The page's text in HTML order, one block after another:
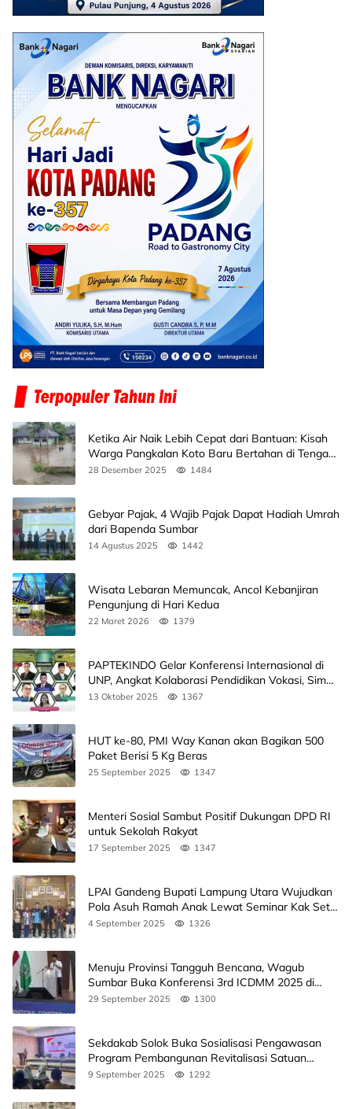
Ketika Air Naik Lebih Cepat dari Bantuan: Kisah
Warga Pangkalan Koto Baru Bertahan di Tengah
Banjir
28 Desember 2025 1484
Gebyar Pajak, 4 Wajib Pajak Dapat Hadiah Umrah
dari Bapenda Sumbar
14 Agustus 2025 1442
Wisata Lebaran Memuncak, Ancol Kebanjiran
Pengunjung di Hari Kedua
22 Maret 2026 1379
PAPTEKINDO Gelar Konferensi Internasional di
UNP, Angkat Kolaborasi Pendidikan Vokasi, Simak
Agendanya
13 Oktober 2025 1367
HUT ke-80, PMI Way Kanan akan Bagikan 500
Paket Berisi 5 Kg Beras
25 September 2025 1347
Menteri Sosial Sambut Positif Dukungan DPD RI
untuk Sekolah Rakyat
17 September 2025 1347
LPAI Gandeng Bupati Lampung Utara Wujudkan
Pola Asuh Ramah Anak Lewat Seminar Kak Seto,
Ini Jadwalnya
4 September 2025 1326
Menuju Provinsi Tangguh Bencana, Wagub
Sumbar Buka Konferensi 3rd ICDMM 2025 di
Unand
29 September 2025 1300
Sekdakab Solok Buka Sosialisasi Pengawasan
Program Pembangunan Revitalisasi Satuan
Pendidikan
9 September 2025 1292